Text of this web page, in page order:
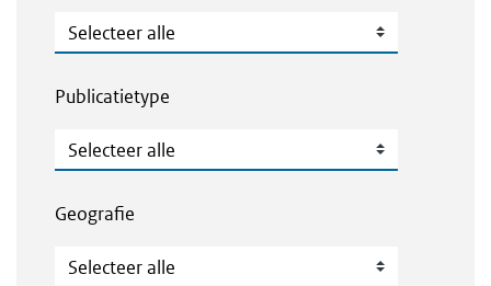
Thema's en Dossiers
Publicatietype
Publicatietype
Geografie
Geografie